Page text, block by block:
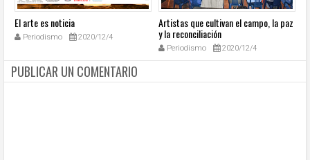
El arte es noticia
Periodismo 2020/12/4
Artistas que cultivan el campo, la paz
y la reconciliación
Periodismo 2020/12/4
PUBLICAR UN COMENTARIO